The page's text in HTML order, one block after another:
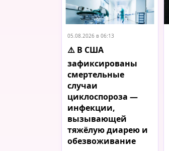
05.08.2026 в 06:13
⚠️ В США
зафиксированы
смертельные
случаи
циклоспороза —
инфекции,
вызывающей
тяжёлую диарею и
обезвоживание